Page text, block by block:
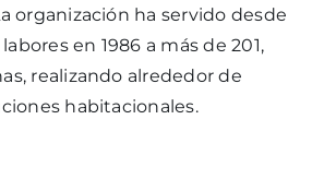
organización ha servido desde
en 1986 a más de 201,
realizando alrededor de
habitacionales.